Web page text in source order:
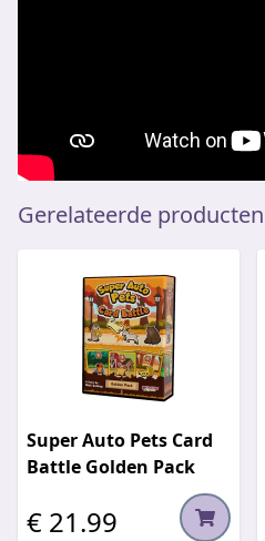
Gerelateerde producten
Super Auto Pets Card
Battle Golden Pack
€ 21.99